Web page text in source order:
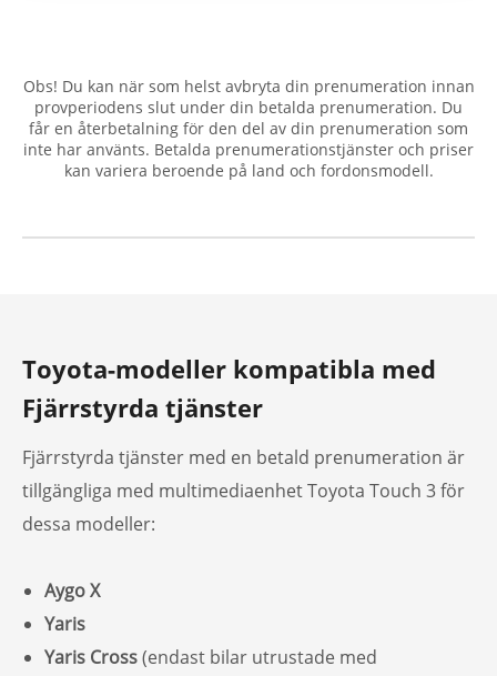
Obs! Du kan när som helst avbryta din prenumeration innan
provperiodens slut under din betalda prenumeration. Du
får en återbetalning för den del av din prenumeration som
inte har använts. Betalda prenumerationstjänster och priser
kan variera beroende på land och fordonsmodell.
Toyota-modeller kompatibla med
Fjärrstyrda tjänster
Fjärrstyrda tjänster med en betald prenumeration är
tillgängliga med multimediaenhet Toyota Touch 3 för
dessa modeller:
Aygo X
Yaris
Yaris Cross(endast bilar utrustade med